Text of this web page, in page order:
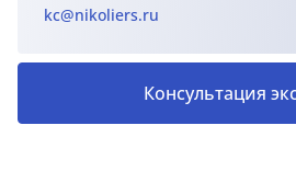
kc@nikoliers.ru
Консультация